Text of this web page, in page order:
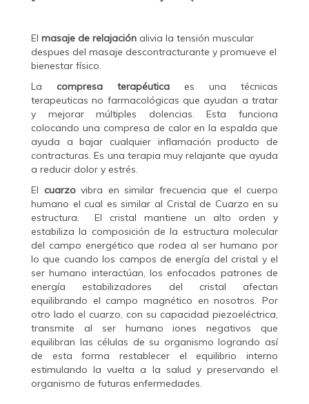
El masaje de relajación alivia la tensión muscular
despues del masaje descontracturante y promueve el
bienestar físico.
La compresa terapéutica es una técnicas
terapeuticas no farmacológicas que ayudan a tratar
y mejorar múltiples dolencias. Esta funciona
colocando una compresa de calor en la espalda que
ayuda a bajar cualquier inflamación producto de
contracturas. Es una terapia muy relajante que ayuda
a reducir dolor y estrés.
El cuarzovibra en similar frecuencia que el cuerpo
humano el cual es similar al Cristal de Cuarzo en su
estructura. El cristal mantiene un alto orden y
estabiliza la composición de la estructura molecular
del campo energético que rodea al ser humano por
lo que cuando los campos de energía del cristal y el
ser humano interactúan, los enfocados patrones de
energía estabilizadores del cristal afectan
equilibrando el campo magnético en nosotros. Por
otro lado el cuarzo, con su capacidad piezoeléctrica,
transmite al ser humano iones negativos que
equilibran las células de su organismo logrando así
de esta forma restablecer el equilibrio interno
estimulando la vuelta a la salud y preservando el
organismo de futuras enfermedades.